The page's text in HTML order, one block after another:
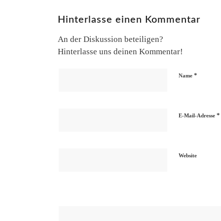
Hinterlasse einen Kommentar
An der Diskussion beteiligen?
Hinterlasse uns deinen Kommentar!
Name*
E-Mail-Adresse*
Website